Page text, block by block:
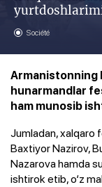
Société
Armanistonning
hunarmandlar
ham munosib
Jumladan, xalqaro
Baxtiyor Nazirov,
Nazarova hamda
ishtirok etib, o‘z